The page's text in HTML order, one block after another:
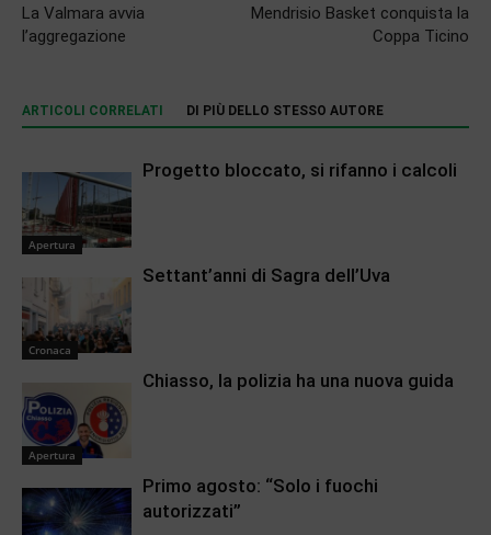
La Valmara avvia
l’aggregazione
Mendrisio Basket conquista la
Coppa Ticino
ARTICOLI CORRELATI DI PIÙ DELLO STESSO AUTORE
Apertura
Progetto bloccato, si rifanno i calcoli
Cronaca
Settant’anni di Sagra dell’Uva
Apertura
Chiasso, la polizia ha una nuova guida
Primo agosto: “Solo i fuochi
autorizzati”